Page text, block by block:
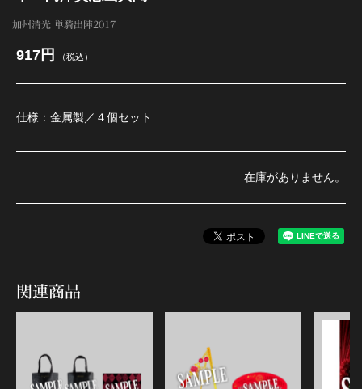
髭切 単騎出陣 ～夢幻泡影～
加州清光 単騎出陣2017
917円 （税込）
仕様：金属製／４個セット
在庫がありません。
関連商品